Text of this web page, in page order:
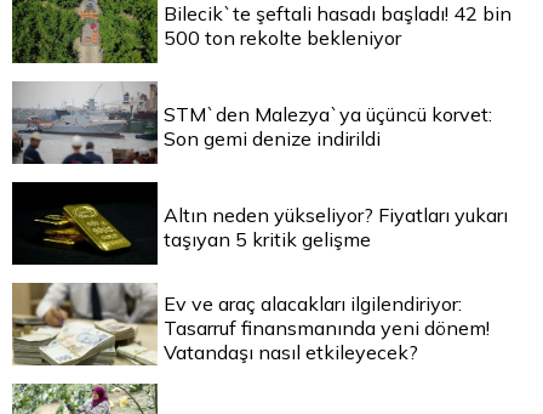
Bilecik`te şeftali hasadı başladı! 42 bin
500 ton rekolte bekleniyor
STM`den Malezya`ya üçüncü korvet:
Son gemi denize indirildi
Altın neden yükseliyor? Fiyatları yukarı
taşıyan 5 kritik gelişme
Ev ve araç alacakları ilgilendiriyor:
Tasarruf finansmanında yeni dönem!
Vatandaşı nasıl etkileyecek?